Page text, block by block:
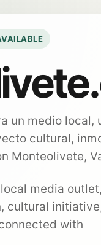
un medio local,
cultural,
Monteolivete,
media
cultural
with